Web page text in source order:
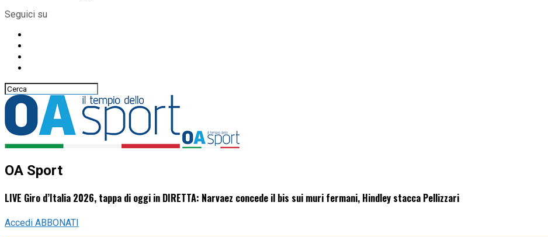
Seguici su
OA Sport
LIVE Giro d’Italia 2026, tappa di oggi in DIRETTA: Narvaez concede il bis sui muri fermani, Hindley stacca Pellizzari
Accedi ABBONATI